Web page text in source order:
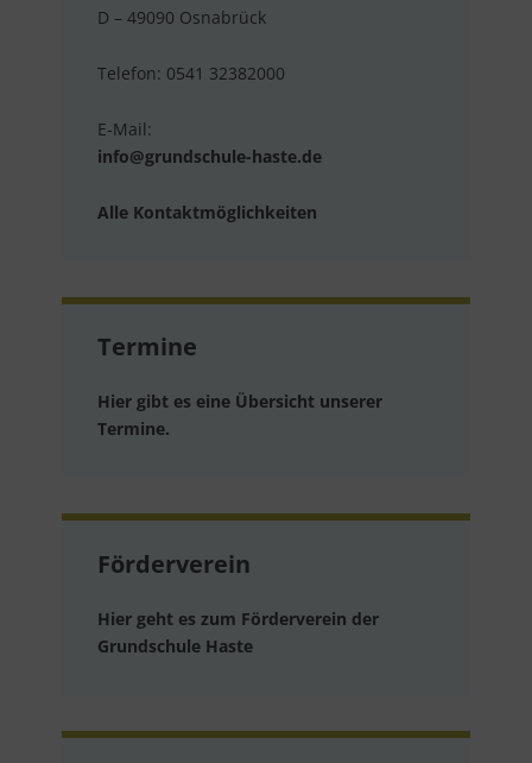
D – 49090 Osnabrück
Telefon: 0541 32382000
E-Mail:
info@grundschule-haste.de
Alle Kontaktmöglichkeiten
Termine
Hier gibt es eine Übersicht unserer
Termine.
Förderverein
Hier geht es zum Förderverein der
Grundschule Haste